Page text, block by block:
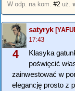
W odp. na kom. #2 uż.
4
satyryk
17:43
Klasyka
poświęcić
zainwestować w
elegancję prosto z